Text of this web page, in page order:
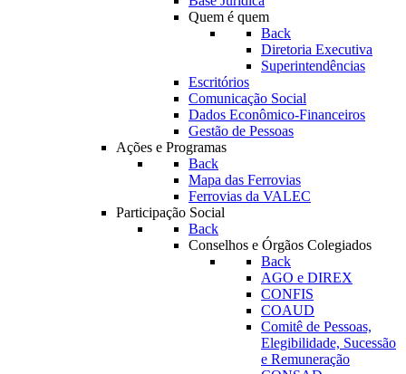
Quem é quem
Back
Diretoria Executiva
Superintendências
Escritórios
Comunicação Social
Dados Econômico-Financeiros
Gestão de Pessoas
Ações e Programas
Back
Mapa das Ferrovias
Ferrovias da VALEC
Participação Social
Back
Conselhos e Órgãos Colegiados
Back
AGO e DIREX
CONFIS
COAUD
Comitê de Pessoas,
Elegibilidade, Sucessão
e Remuneração